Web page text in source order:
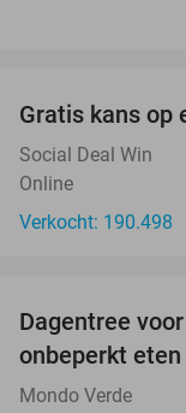
Gratis kans op
Social Deal Win
Online
Verkocht: 190.498
Dagentree
onbeperkt
Mondo Verde